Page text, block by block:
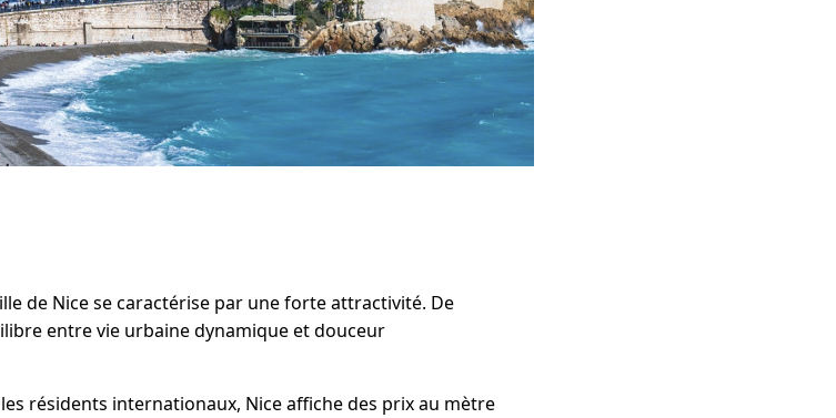
de Nice se caractérise par une forte attractivité. De
entre vie urbaine dynamique et douceur
résidents internationaux, Nice affiche des prix au mètre